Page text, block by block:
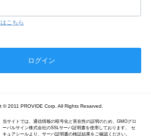
こちら
© 2011 PROVIDE Corp. All Rights Resarved.
当サイトでは、通信情報の暗号化と実在性の証明のため、GMOグロ
ーバルサイン株式会社のSSLサーバ証明書を使用しております。 セ
キュアシールより、サーバ証明書の検証結果をご確認ください。